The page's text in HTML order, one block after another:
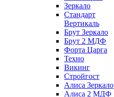
Зеркало
Стандарт
Вертикаль
Брут Зеркало
Брут 2 МДФ
Форта Царга
Техно
Викинг
Стройгост
Алиса Зеркало
Алиса 2 МДФ